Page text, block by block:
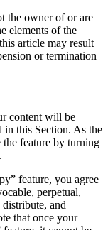
the owner of or are
elements of the
article may result
or termination
content will be
in this Section. As the
the feature by turning
feature, you agree
perpetual,
and
that once your